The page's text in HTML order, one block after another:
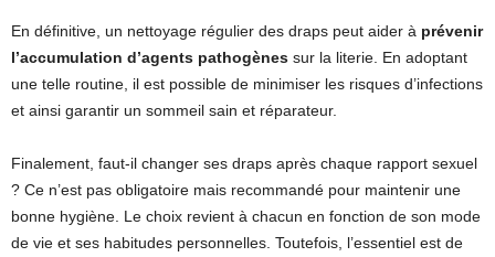
En définitive, un nettoyage régulier des draps peut aider à prévenir
l’accumulation d’agents pathogènes sur la literie. En adoptant
une telle routine, il est possible de minimiser les risques d’infections
et ainsi garantir un sommeil sain et réparateur.
Finalement, faut-il changer ses draps après chaque rapport sexuel
? Ce n’est pas obligatoire mais recommandé pour maintenir une
bonne hygiène. Le choix revient à chacun en fonction de son mode
de vie et ses habitudes personnelles. Toutefois, l’essentiel est de